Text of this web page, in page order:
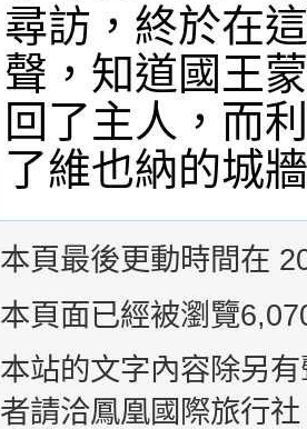
尋訪，終於在
聲，知道國王
回了主人，而
了維也納的城
本頁最後更動時間在
本頁面已經被瀏覽
本站的文字內容除另
者請洽鳳凰國際旅行